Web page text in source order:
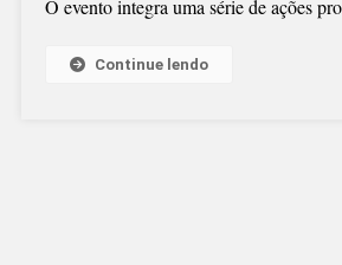
O evento integra uma série de ações
Continue lendo